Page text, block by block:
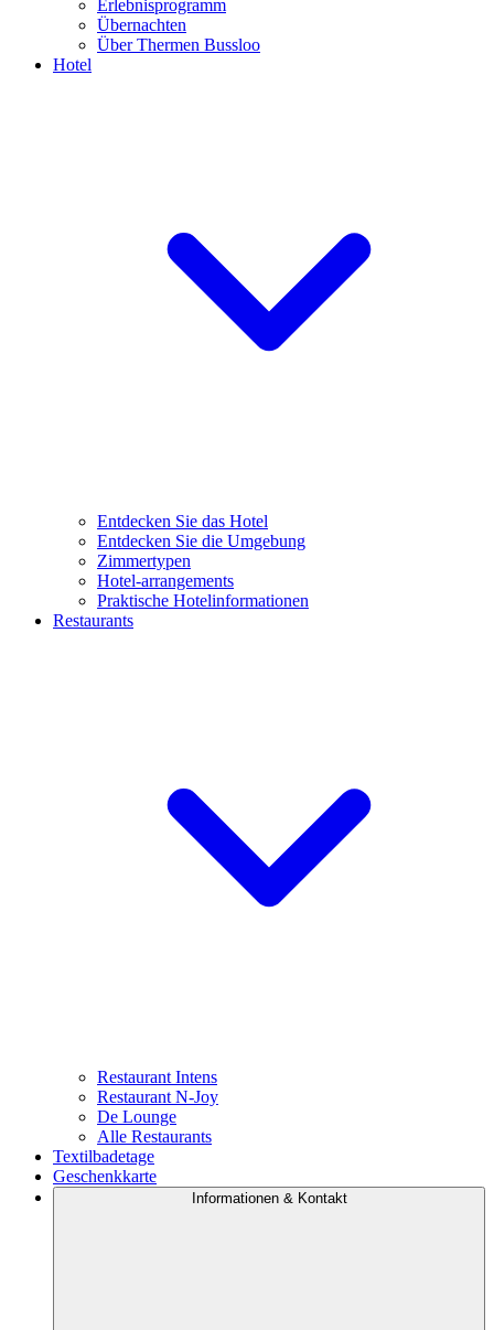
Erlebnisprogramm
Übernachten
Über Thermen Bussloo
Hotel
Entdecken Sie das Hotel
Entdecken Sie die Umgebung
Zimmertypen
Hotel-arrangements
Praktische Hotelinformationen
Restaurants
Restaurant Intens
Restaurant N-Joy
De Lounge
Alle Restaurants
Textilbadetage
Geschenkkarte
Informationen & Kontakt